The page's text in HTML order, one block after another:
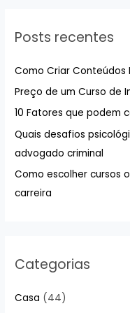
i
a
r
p
o
r
:
Posts recentes
Como Criar Conteúdos
Preço de um Curso de
10 Fatores que podem
Quais desafios
advogado criminal
Como escolher cursos
carreira
Categorias
Casa (44)